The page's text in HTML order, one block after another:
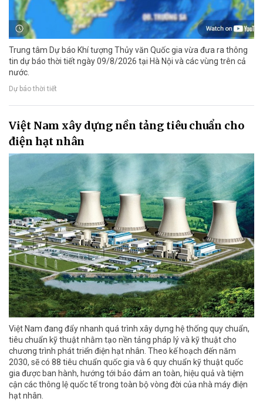
Trung tâm Dự báo Khí tượng Thủy văn Quốc gia vừa đưa ra thông
tin dự báo thời tiết ngày 09/8/2026 tại Hà Nội và các vùng trên cả
nước.
Dự báo thời tiết
Việt Nam xây dựng nền tảng tiêu chuẩn cho
điện hạt nhân
Việt Nam đang đẩy nhanh quá trình xây dựng hệ thống quy chuẩn,
tiêu chuẩn kỹ thuật nhằm tạo nền tảng pháp lý và kỹ thuật cho
chương trình phát triển điện hạt nhân. Theo kế hoạch đến năm
2030, sẽ có 88 tiêu chuẩn quốc gia và 6 quy chuẩn kỹ thuật quốc
gia được ban hành, hướng tới bảo đảm an toàn, hiệu quả và tiệm
cận các thông lệ quốc tế trong toàn bộ vòng đời của nhà máy điện
hạt nhân.